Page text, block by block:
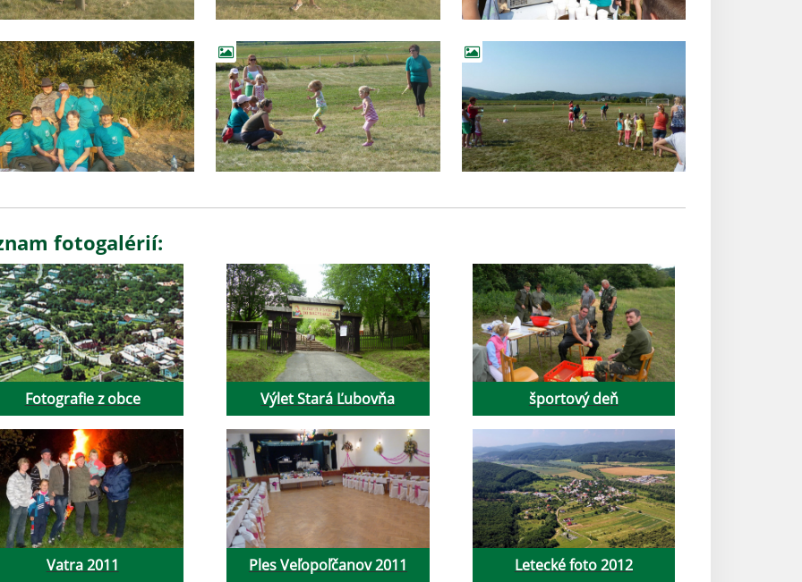
fotogalérií:
Fotografie z obce Výlet Stará Ľubovňa športový deň
Vatra 2011 Ples Veľopoľčanov 2011 Letecké foto 2012